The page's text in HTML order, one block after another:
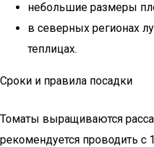
небольшие размеры
в северных регионах
теплицах.
Сроки и правила посадки
Томаты выращиваются
рекомендуется проводить с